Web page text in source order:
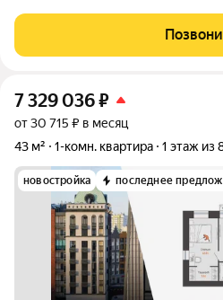
(есть места в продаже и аренде).
воплотить в жизнь самые смелые
7 329 036₽
от 30 715 ₽ в месяц
43 м²
1-комн. квартира 1 этаж из
новостройка последнее